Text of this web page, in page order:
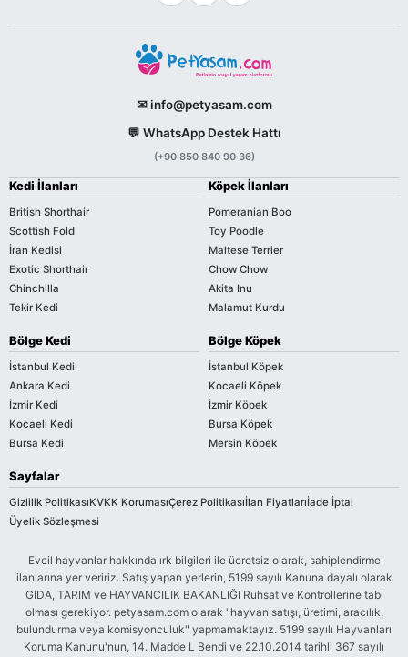
✉ info@petyasam.com
💬 WhatsApp Destek Hattı
(+90 850 840 90 36)
Kedi İlanları
British Shorthair
Scottish Fold
İran Kedisi
Exotic Shorthair
Chinchilla
Tekir Kedi
Köpek İlanları
Pomeranian Boo
Toy Poodle
Maltese Terrier
Chow Chow
Akita Inu
Malamut Kurdu
Bölge Kedi
İstanbul Kedi
Ankara Kedi
İzmir Kedi
Kocaeli Kedi
Bursa Kedi
Bölge Köpek
İstanbul Köpek
Kocaeli Köpek
İzmir Köpek
Bursa Köpek
Mersin Köpek
Sayfalar
Gizlilik PolitikasıKVKK KorumasıÇerez Politikasıİlan Fiyatlarıİade İptal
Üyelik Sözleşmesi
Evcil hayvanlar hakkında ırk bilgileri ile ücretsiz olarak, sahiplendirme
ilanlarına yer veririz. Satış yapan yerlerin, 5199 sayılı Kanuna dayalı olarak
GIDA, TARIM ve HAYVANCILIK BAKANLIĞI Ruhsat ve Kontrollerine tabi
olması gerekiyor. petyasam.com olarak "hayvan satışı, üretimi, aracılık,
bulundurma veya komisyonculuk" yapmamaktayız. 5199 sayılı Hayvanları
Koruma Kanunu'nun, 14. Madde L Bendi ve 22.10.2014 tarihli 367 sayılı